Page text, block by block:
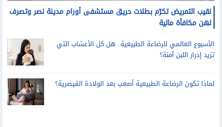
نقيب التمريض تكرّم بطلات حريق مستشفى أورام مدينة نصر وتصرف
لهن مكافأة مالية
الأسبوع العالمي للرضاعة الطبيعية.. هل كل الأعشاب التي
تزيد إدرار اللبن آمنة؟
لماذا تكون الرضاعة الطبيعية أصعب بعد الولادة القيصرية؟